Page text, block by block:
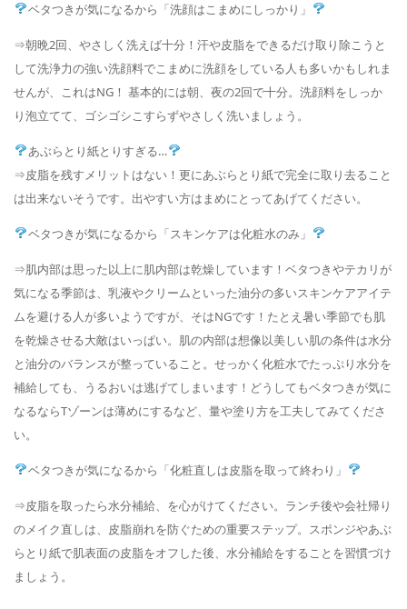
ベタつきが気になるから「洗顔はこまめにしっかり」
⇒朝晩2回、やさしく洗えば十分！汗や皮脂をできるだけ取り除こうと
して洗浄力の強い洗顔料でこまめに洗顔をしている人も多いかもしれま
せんが、これはNG！ 基本的には朝、夜の2回で十分。洗顔料をしっか
り泡立てて、ゴシゴシこすらずやさしく洗いましょう。
あぶらとり紙とりすぎる…
⇒皮脂を残すメリットはない！更にあぶらとり紙で完全に取り去ること
は出来ないそうです。出やすい方はまめにとってあげてください。
ベタつきが気になるから「スキンケアは化粧水のみ」
⇒肌内部は思った以上に肌内部は乾燥しています！ベタつきやテカリが
気になる季節は、乳液やクリームといった油分の多いスキンケアアイテ
ムを避ける人が多いようですが、そはNGです！たとえ暑い季節でも肌
を乾燥させる大敵はいっぱい。肌の内部は想像以美しい肌の条件は水分
と油分のバランスが整っていること。せっかく化粧水でたっぷり水分を
補給しても、うるおいは逃げてしまいます！どうしてもベタつきが気に
なるならTゾーンは薄めにするなど、量や塗り方を工夫してみてくださ
い。
ベタつきが気になるから「化粧直しは皮脂を取って終わり」
⇒皮脂を取ったら水分補給、を心がけてください。ランチ後や会社帰り
のメイク直しは、皮脂崩れを防ぐための重要ステップ。スポンジやあぶ
らとり紙で肌表面の皮脂をオフした後、水分補給をすることを習慣づけ
ましょう。